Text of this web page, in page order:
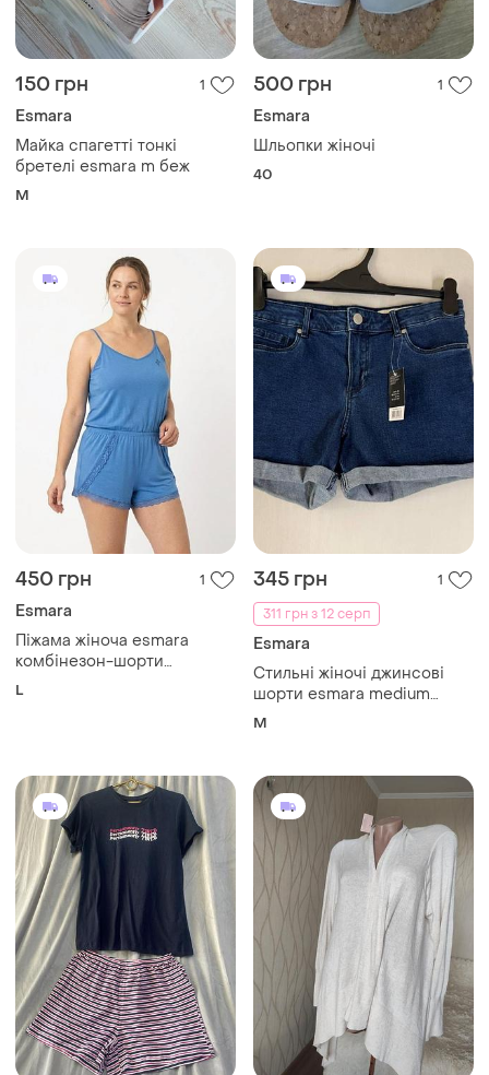
150 грн 1
Esmara
Майка спагетті тонкі
бретелі esmara m беж
M
500 грн 1
Esmara
Шльопки жіночі
40
450 грн 1
Esmara
Піжама жіноча esmara
комбінезон-шорти
bs001424 розмір l
L
345 грн
1
311 грн з 12 серп
Esmara
Стильні жіночі джинсові
шорти esmara medium
waist (розмір m / 38-40)
M